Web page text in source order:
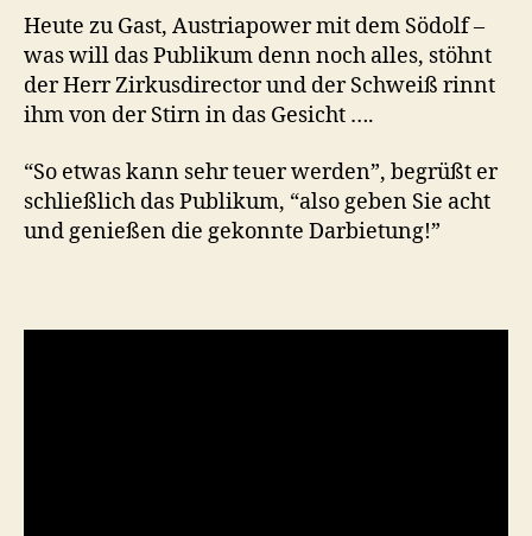
Heute zu Gast, Austriapower mit dem Södolf –
was will das Publikum denn noch alles, stöhnt
der Herr Zirkusdirector und der Schweiß rinnt
ihm von der Stirn in das Gesicht ….
“So etwas kann sehr teuer werden”, begrüßt er
schließlich das Publikum, “also geben Sie acht
und genießen die gekonnte Darbietung!”